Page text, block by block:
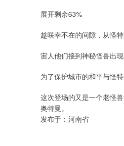
展开剩余63%
趁咲幸不在的间隙，从怪
宙人他们接到神秘怪兽出
为了保护城市的和平与怪
这次登场的又是一个老怪
奥特曼。
发布于：河南省